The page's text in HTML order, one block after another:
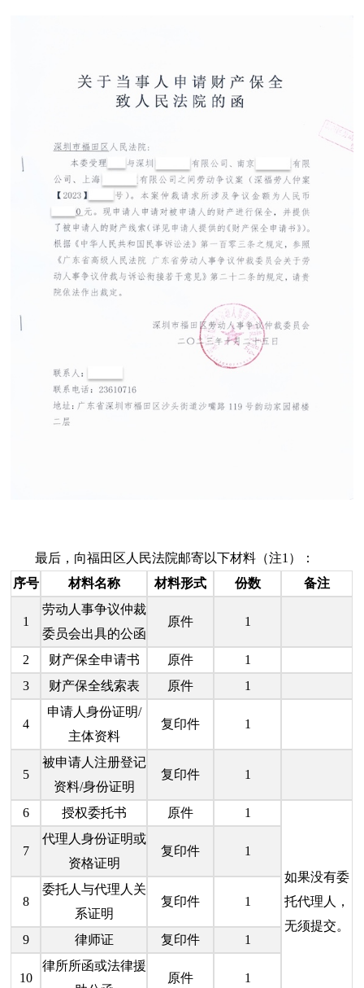
最后，向福田区人民法院邮寄以下材料（注1）：
序号
材料名称 材料形式 份数 备注
1
劳动人事争议仲裁
委员会出具的公函
原件 1
2 财产保全申请书 原件
1
3
财产保全线索表 原件 1
4
申请人身份证明/
主体资料
复印件 1
5
被申请人注册登记
资料/身份证明
复印件 1
6 授权委托书 原件 1
如果没有委
托代理人，
无须提交。
7
代理人身份证明或
资格证明
复印件 1
8
委托人与代理人关
系证明
复印件 1
9 律师证 复印件 1
10
律所所函或法律援
原件 1